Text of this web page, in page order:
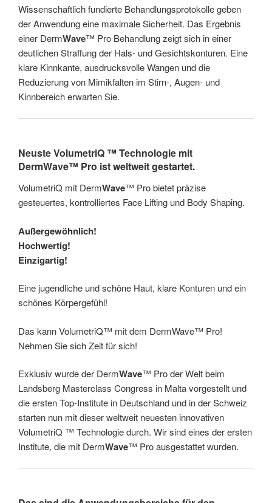
Wissenschaftlich fundierte Behandlungsprotokolle geben
der Anwendung eine maximale Sicherheit. Das Ergebnis
einer DermWave™ Pro Behandlung zeigt sich in einer
deutlichen Straffung der Hals- und Gesichtskonturen. Eine
klare Kinnkante, ausdrucksvolle Wangen und die
Reduzierung von Mimikfalten im Stirn-, Augen- und
Kinnbereich erwarten Sie.
Neuste VolumetriQ ™ Technologie mit
DermWave™ Pro ist weltweit gestartet.
VolumetriQ mit DermWave™ Pro bietet präzise
gesteuertes, kontrolliertes Face Lifting und Body Shaping.
Außergewöhnlich!
Hochwertig!
Einzigartig!
Eine jugendliche und schöne Haut, klare Konturen und ein
schönes Körpergefühl!
Das kann VolumetriQ™ mit dem DermWave™ Pro!
Nehmen Sie sich Zeit für sich!
Exklusiv wurde der DermWave™ Pro der Welt beim
Landsberg Masterclass Congress in Malta vorgestellt und
die ersten Top-Institute in Deutschland und in der Schweiz
starten nun mit dieser weltweit neuesten innovativen
VolumetriQ ™ Technologie durch. Wir sind eines der ersten
Institute, die mit DermWave™ Pro ausgestattet wurden.